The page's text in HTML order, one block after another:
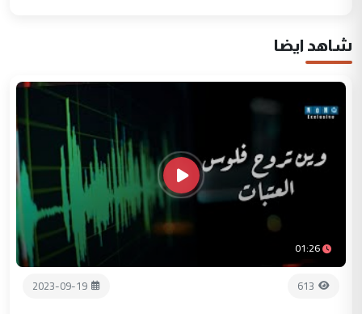
شاهد ايضا
01:26
613
2023-09-19